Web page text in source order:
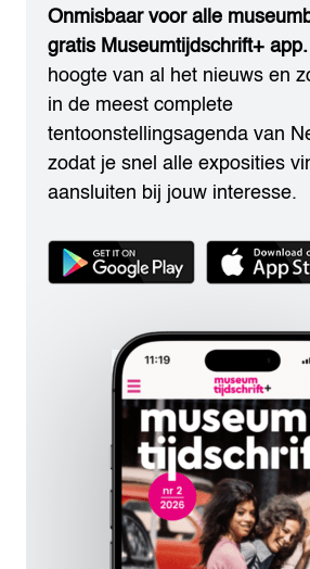
Onmisbaar voor alle
gratis Museumtijdschrift+ app.
hoogte van al het nieuws en
in de meest complete
tentoonstellingsagenda van
zodat je snel alle exposities
aansluiten bij jouw interesse.